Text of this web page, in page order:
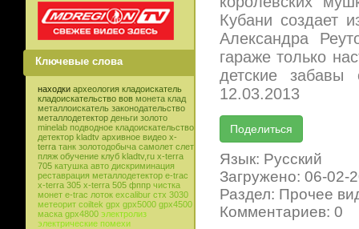
Ключевые слова
находки археология кладоискатель
кладоискательство вов монета клад
металлоискатель законодательство
металлодетектор деньги золото
minelab подводное кладоискательство
детектор kladtv архивное видео x-
terra танк золотодобыча самолет слет
пляж обучение клуб kladtv,ru x-terra
705 катушка авто дискриминация
реставрация металлодетектор e-trac
x-terra 305 x-terra 505 фппр чистка
монет e-trac лоток excalibur стх 3030
метеорит coiltek gpx gpx5000 gpx4500
маска gpx4800 электролиз
электрические помехи
Кубани создает
Александра
гараже только
детские
12.03.2013
Язык: Русский
Загружено: 06-02-
Раздел: Прочее
Комментариев: 0